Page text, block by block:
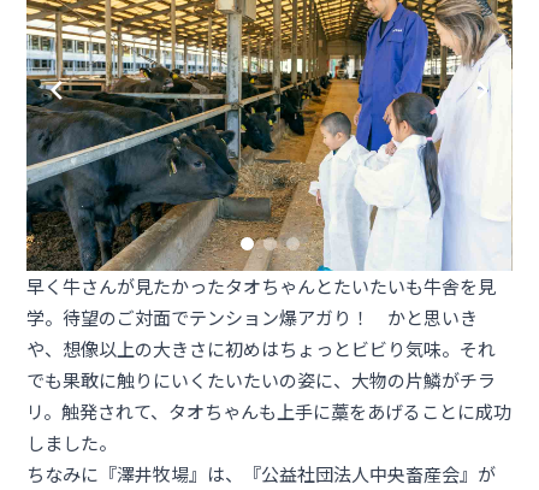
早く牛さんが見たかったタオちゃんとたいたいも牛舎を見
学。待望のご対面でテンション爆アガり！ かと思いき
や、想像以上の大きさに初めはちょっとビビり気味。それ
でも果敢に触りにいくたいたいの姿に、大物の片鱗がチラ
リ。触発されて、タオちゃんも上手に藁をあげることに成功
しました。
ちなみに『澤井牧場』は、『公益社団法人中央畜産会』が